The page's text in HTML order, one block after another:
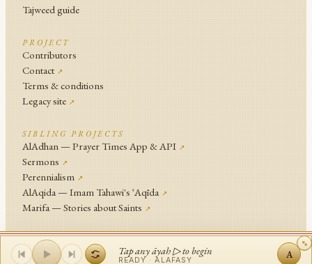
Tajweed guide
PROJECT
Contributors
Contact ↗
Terms & conditions
Legacy site ↗
SIBLING PROJECTS
AlAdhan — Prayer Times App & API ↗
Sermons ↗
Perennialism ↗
AlAqida — Imam Tahawi's ʿAqīda ↗
Marifa — Stories about Saints ↗
An Islamic NetworkProject .
© Islamic Network and contributors since 2014
Tap any āyah ▷ to begin
READY ·ALAFASY A